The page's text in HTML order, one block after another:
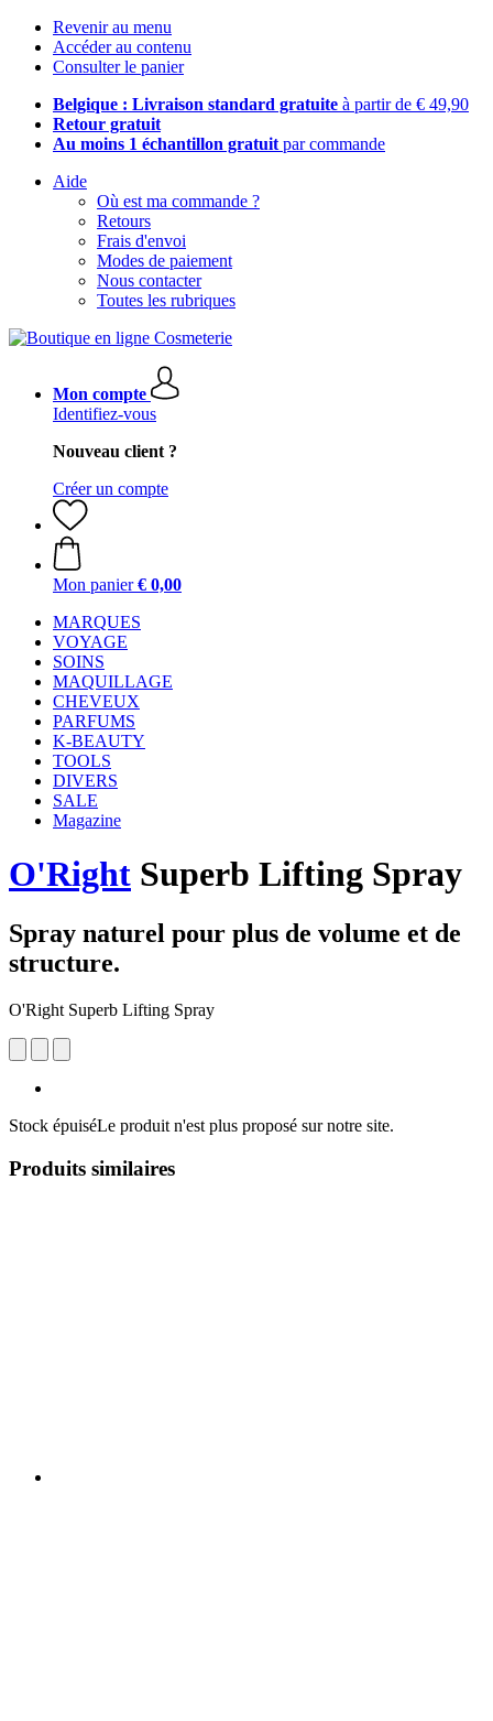
Revenir au menu
Accéder au contenu
Consulter le panier
Belgique : Livraison standard gratuite à partir de € 49,90
Retour gratuit
Au moins 1 échantillon gratuit par commande
Aide
Où est ma commande ?
Retours
Frais d'envoi
Modes de paiement
Nous contacter
Toutes les rubriques
Mon compte
Identifiez-vous
Nouveau client ?
Créer un compte
Mon panier € 0,00
MARQUES
VOYAGE
SOINS
MAQUILLAGE
CHEVEUX
PARFUMS
K-BEAUTY
TOOLS
DIVERS
SALE
Magazine
O'Right Superb Lifting Spray
Spray naturel pour plus de volume et de
structure.
O'Right Superb Lifting Spray
Stock épuiséLe produit n'est plus proposé sur notre site.
Produits similaires